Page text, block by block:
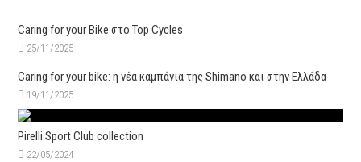
Caring for your Bike στο Top Cycles
25/11/2025
Caring for your bike: η νέα καμπάνια της Shimano και στην Ελλάδα
19/11/2025
Pirelli Sport Club collection
22/05/2024